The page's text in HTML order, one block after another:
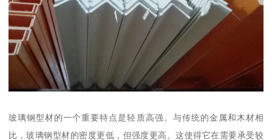
玻璃钢型材的一个重要特点是轻质高强。与传统的金属和木材相
比，玻璃钢型材的密度更低，但强度更高。这使得它在需要承受较